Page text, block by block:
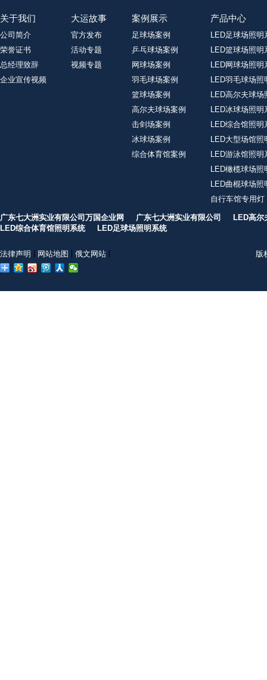
关于我们
公司简介
荣誉证书
总经理致辞
企业宣传视频
大运故事
官方发布
活动专题
视频专题
案例展示
足球场案例
乒乓球场案例
网球场案例
羽毛球场案例
篮球场案例
高尔夫球场案例
击剑场案例
冰球场案例
综合体育馆案例
产品中心
LED足球场照明
LED篮球场照明
LED网球场照明
LED羽毛球场照
LED高尔夫球场
LED冰球场照明
LED综合馆照明
LED大型场馆照
LED游泳馆照明
LED橄榄球场照
LED曲棍球场照
自行车馆专用灯
广东七大洲实业有限公司万国企业网 广东七大洲实业有限公司
LED高尔
LED综合体育馆照明系统
LED足球场照明系统
法律声明 网站地图 俄文网站 版